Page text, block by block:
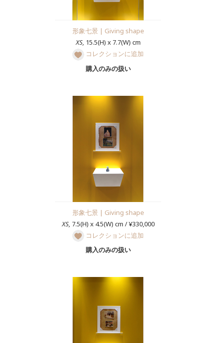
形象七景 | Giving shape
XS, 15.5(H) x 7.7(W) cm
コレクションに追加
購入のみの扱い
形象七景 | Giving shape
XS, 7.5(H) x 4.5(W) cm / ¥330,000
コレクションに追加
購入のみの扱い